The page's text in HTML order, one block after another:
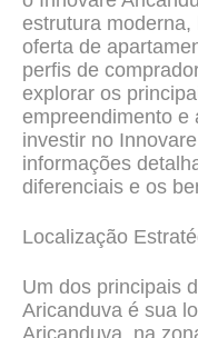
estrutura
oferta de
perfis de
explorar os
empreendimento e
investir no
informações
diferenciais e os
Localização
Um dos principais
Aricanduva é sua